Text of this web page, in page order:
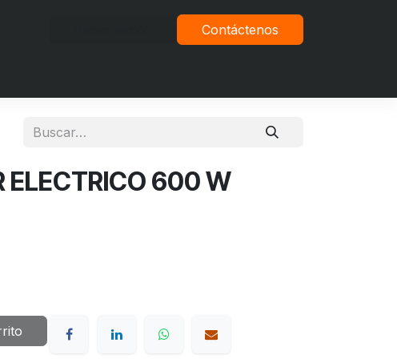
Contáctenos
ELECTRICO 600 W